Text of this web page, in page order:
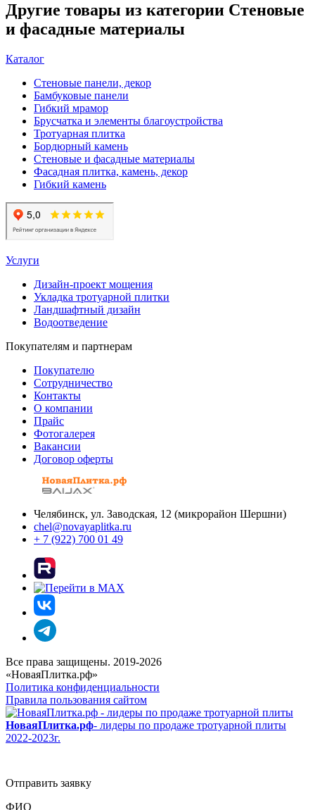
Другие товары из категории Стеновые
и фасадные материалы
Каталог
Стеновые панели, декор
Бамбуковые панели
Гибкий мрамор
Брусчатка и элементы благоустройства
Тротуарная плитка
Бордюрный камень
Стеновые и фасадные материалы
Фасадная плитка, камень, декор
Гибкий камень
Услуги
Дизайн-проект мощения
Укладка тротуарной плитки
Ландшафтный дизайн
Водоотведение
Покупателям и партнерам
Покупателю
Сотрудничество
Контакты
О компании
Прайс
Фотогалерея
Вакансии
Договор оферты
Челябинск, ул. Заводская, 12 (микрорайон Шершни)
chel@novayaplitka.ru
+ 7 (922) 700 01 49
Все права защищены. 2019-2026
«НоваяПлитка.рф»
Политика конфиденциальности
Правила пользования сайтом
НоваяПлитка.рф- лидеры по продаже тротуарной плиты
2022-2023г.
Отправить заявку
ФИО